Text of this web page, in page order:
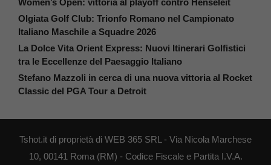
Women’s Open: vittoria al playoff contro Henseleit
Olgiata Golf Club: Trionfo Romano nel Campionato
Italiano Maschile a Squadre 2026
La Dolce Vita Orient Express: Nuovi Itinerari Golfistici
tra le Eccellenze del Paesaggio Italiano
Stefano Mazzoli in cerca di una nuova vittoria al Rocket
Classic del PGA Tour a Detroit
Tshot.it di proprietà di WEB 365 SRL - Via Nicola Marchese
10, 00141 Roma (RM) - Codice Fiscale e Partita I.V.A.